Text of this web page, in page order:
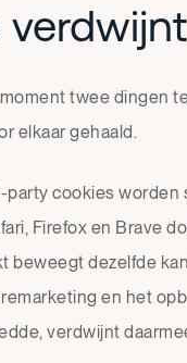
verdwijnt
twee dingen
elkaar gehaald.
party cookies worden
Firefox en Brave
beweegt dezelfde
en het
verdwijnt